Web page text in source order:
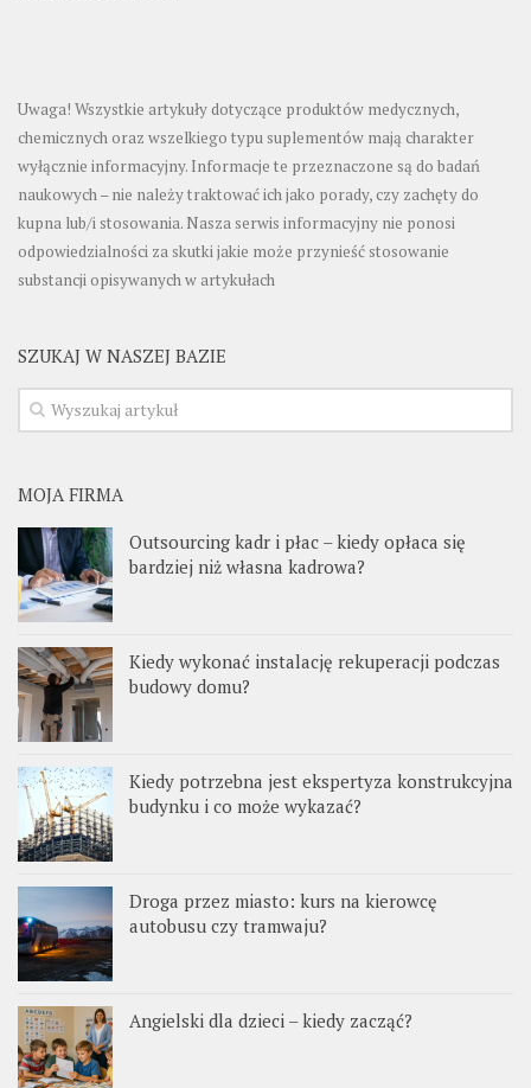
Uwaga! Wszystkie artykuły dotyczące produktów medycznych,
chemicznych oraz wszelkiego typu suplementów mają charakter
wyłącznie informacyjny. Informacje te przeznaczone są do badań
naukowych – nie należy traktować ich jako porady, czy zachęty do
kupna lub/i stosowania. Nasza serwis informacyjny nie ponosi
odpowiedzialności za skutki jakie może przynieść stosowanie
substancji opisywanych w artykułach
SZUKAJ W NASZEJ BAZIE
MOJA FIRMA
Outsourcing kadr i płac – kiedy opłaca się
bardziej niż własna kadrowa?
Kiedy wykonać instalację rekuperacji podczas
budowy domu?
Kiedy potrzebna jest ekspertyza konstrukcyjna
budynku i co może wykazać?
Droga przez miasto: kurs na kierowcę
autobusu czy tramwaju?
Angielski dla dzieci – kiedy zacząć?